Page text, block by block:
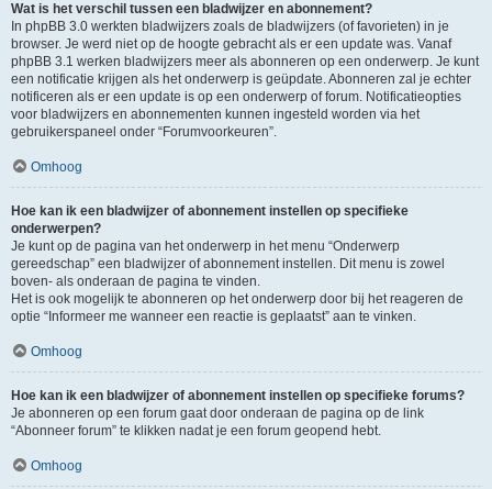
Wat is het verschil tussen een bladwijzer en abonnement?
In phpBB 3.0 werkten bladwijzers zoals de bladwijzers (of favorieten) in je
browser. Je werd niet op de hoogte gebracht als er een update was. Vanaf
phpBB 3.1 werken bladwijzers meer als abonneren op een onderwerp. Je kunt
een notificatie krijgen als het onderwerp is geüpdate. Abonneren zal je echter
notificeren als er een update is op een onderwerp of forum. Notificatieopties
voor bladwijzers en abonnementen kunnen ingesteld worden via het
gebruikerspaneel onder “Forumvoorkeuren”.
Omhoog
Hoe kan ik een bladwijzer of abonnement instellen op specifieke
onderwerpen?
Je kunt op de pagina van het onderwerp in het menu “Onderwerp
gereedschap” een bladwijzer of abonnement instellen. Dit menu is zowel
boven- als onderaan de pagina te vinden.
Het is ook mogelijk te abonneren op het onderwerp door bij het reageren de
optie “Informeer me wanneer een reactie is geplaatst” aan te vinken.
Omhoog
Hoe kan ik een bladwijzer of abonnement instellen op specifieke forums?
Je abonneren op een forum gaat door onderaan de pagina op de link
“Abonneer forum” te klikken nadat je een forum geopend hebt.
Omhoog